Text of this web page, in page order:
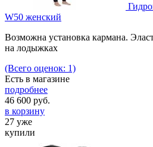
W50 женский
Возможна установка кармана.
на лодыжках
(Всего оценок: 1)
Есть в магазине
подробнее
46 600 руб.
в корзину
27 уже
купили